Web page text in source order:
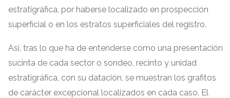
estratigráfica, por haberse localizado en prospección
superficial o en los estratos superficiales del registro.
Así, tras lo que ha de entenderse como una presentación
sucinta de cada sector o sondeo, recinto y unidad
estratigráfica, con su datación, se muestran los grafitos
de carácter excepcional localizados en cada caso. El